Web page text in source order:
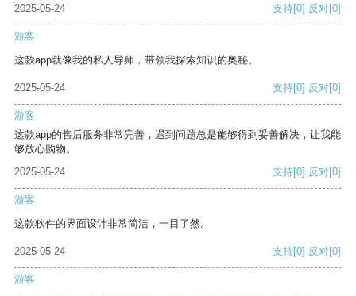
2025-05-24 支持[0] 反对[0]
游客
这款app就像我的私人导师，带领我探索知识的奥秘。
2025-05-24 支持[0] 反对[0]
游客
这款app的售后服务非常完善，遇到问题总是能够得到妥善解决，让我能
够放心购物。
2025-05-24
支持[0] 反对[0]
游客
这款软件的界面设计非常简洁，一目了然。
2025-05-24 支持[0] 反对[0]
游客